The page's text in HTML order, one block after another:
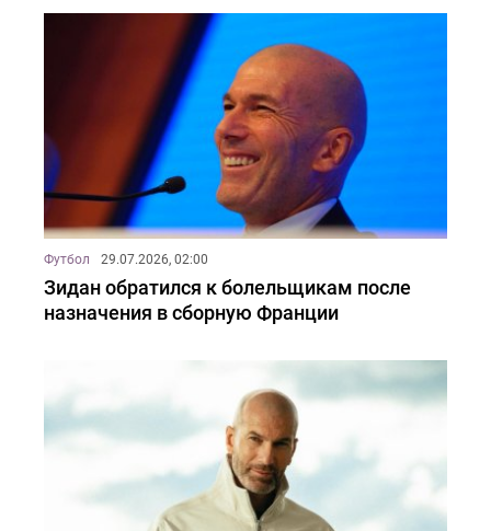
Футбол 29.07.2026, 02:00
Зидан обратился к болельщикам после
назначения в сборную Франции